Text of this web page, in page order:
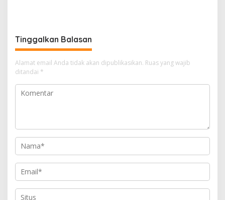
Tinggalkan Balasan
Alamat email Anda tidak akan dipublikasikan. Ruas yang wajib
ditandai *